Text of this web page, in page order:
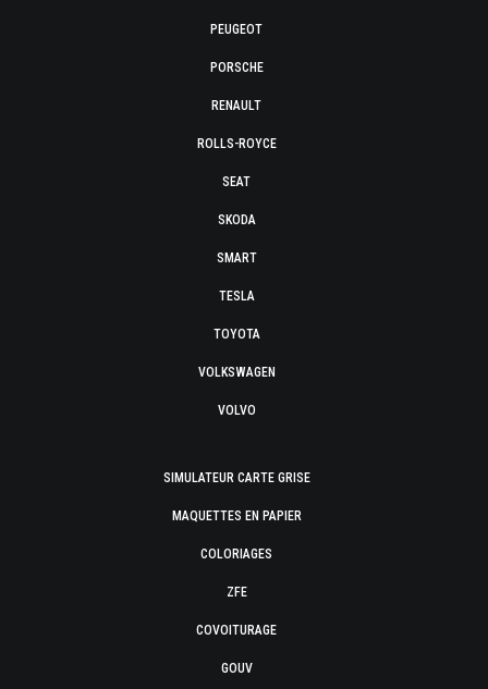
PEUGEOT
PORSCHE
RENAULT
ROLLS-ROYCE
SEAT
SKODA
SMART
TESLA
TOYOTA
VOLKSWAGEN
VOLVO
SIMULATEUR CARTE GRISE
MAQUETTES EN PAPIER
COLORIAGES
ZFE
COVOITURAGE
GOUV